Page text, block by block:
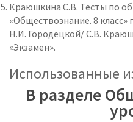
Краюшкина С.В. Тесты по
«Обществознание. 8
Н.И. Городецкой/ С.В.
«Экзамен».
Использованные
В разделе